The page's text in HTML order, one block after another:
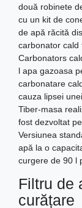
două robinete
cu un kit de
de apă răcită
carbonator cald
Carbonators
l apa gazoasa
carbonatare
cauza lipsei
Tiber-masa
fost dezvoltat
Versiunea
apă la o
curgere de 90 l
Filtru de
curățare